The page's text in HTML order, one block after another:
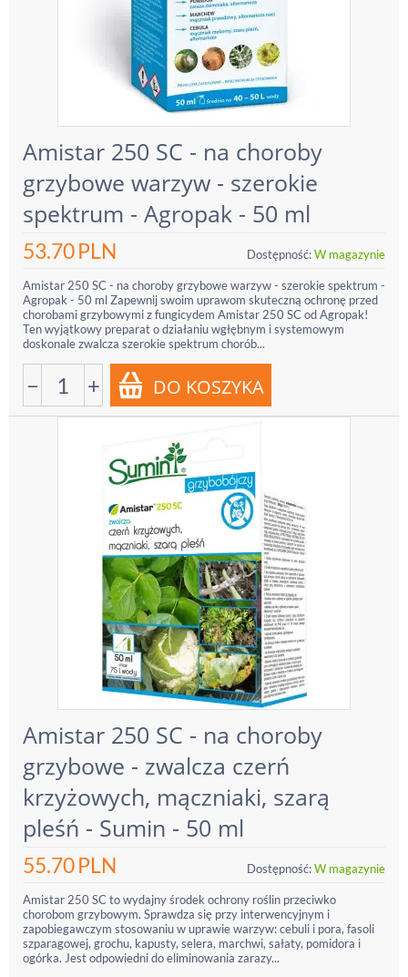
Amistar 250 SC - na choroby
grzybowe warzyw - szerokie
spektrum - Agropak - 50 ml
53.70PLN Dostępność:W magazynie
Amistar 250 SC - na choroby grzybowe warzyw - szerokie spektrum -
Agropak - 50 ml Zapewnij swoim uprawom skuteczną ochronę przed
chorobami grzybowymi z fungicydem Amistar 250 SC od Agropak!
Ten wyjątkowy preparat o działaniu wgłębnym i systemowym
doskonale zwalcza szerokie spektrum chorób...
− +
Amistar 250 SC - na choroby
grzybowe - zwalcza czerń
krzyżowych, mączniaki, szarą
pleśń - Sumin - 50 ml
55.70PLN Dostępność:W magazynie
Amistar 250 SC to wydajny środek ochrony roślin przeciwko
chorobom grzybowym. Sprawdza się przy interwencyjnym i
zapobiegawczym stosowaniu w uprawie warzyw: cebuli i pora, fasoli
szparagowej, grochu, kapusty, selera, marchwi, sałaty, pomidora i
ogórka. Jest odpowiedni do eliminowania zarazy...